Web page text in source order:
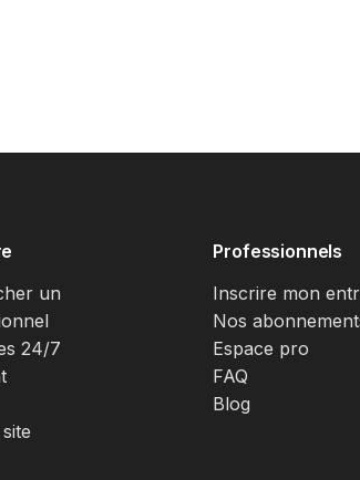
un
24/7
Professionnels
Inscrire mon
Nos
Espace pro
FAQ
Blog